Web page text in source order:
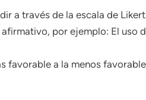
a través de la escala de
por ejemplo: El uso
favorable a la menos